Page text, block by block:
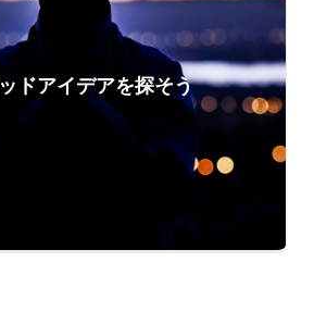
ドアイデアを探そう